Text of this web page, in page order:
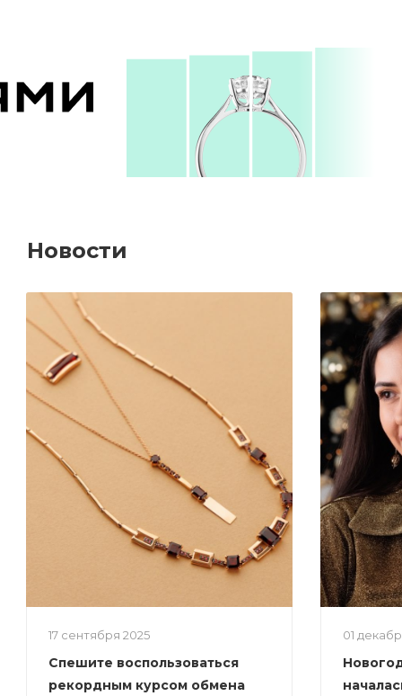
Новости
17 сентября 2025
Спешите воспользоваться
рекордным курсом обмена
01